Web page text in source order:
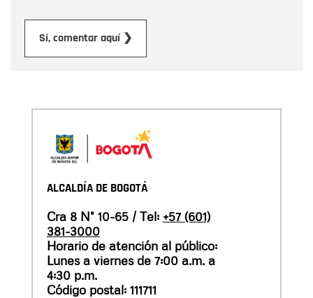
Sí, comentar aquí ❯
ALCALDÍA DE BOGOTÁ
Cra 8 N° 10-65 / Tel: +57 (601)
381-3000
Horario de atención al público:
Lunes a viernes de 7:00 a.m. a
4:30 p.m.
Código postal: 111711